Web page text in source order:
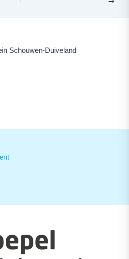
Schouwen-Duiveland